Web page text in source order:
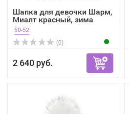
Шапка для девочки Шарм,
Миалт красный, зима
50-52
(0)
2 640 руб.